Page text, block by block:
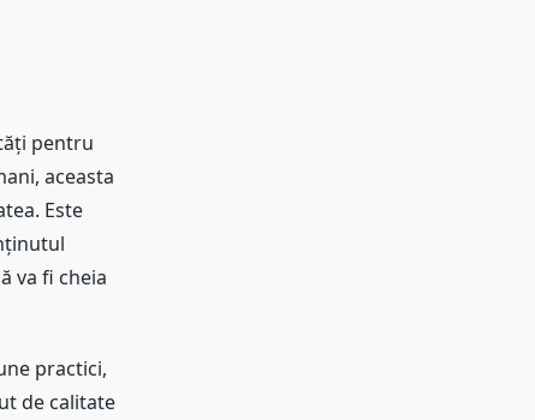
pentru
aceasta
Este
va fi cheia
practici,
de calitate